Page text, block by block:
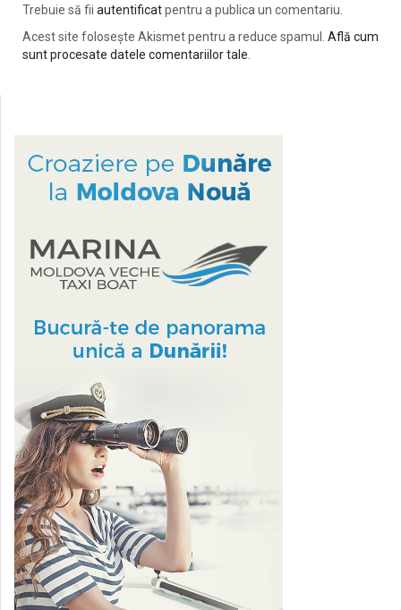
Trebuie să fii autentificatpentru a publica un comentariu.
Acest site folosește Akismet pentru a reduce spamul. Află cum
sunt procesate datele comentariilor tale